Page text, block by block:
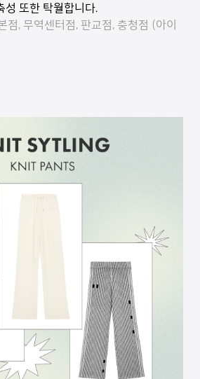
성 또한 탁월합니다.
점, 무역센터점, 판교점, 충청점 (아이